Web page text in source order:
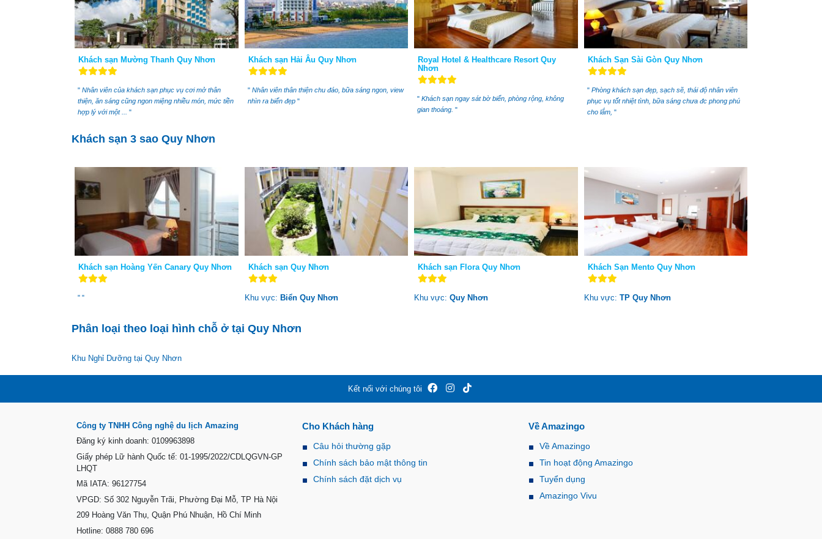
Khách sạn Mường Thanh Quy Nhơn
" Nhân viên của khách sạn phục vụ cơi mở thân
thiện, ăn sáng cũng ngon miệng nhiều món, mức tiền
hợp lý với một ... "
Khách sạn Hải Âu Quy Nhơn
"Nhân viên thân thiện chu đáo, bữa sáng ngon, view
nhìn ra biển đẹp "
Royal Hotel & Healthcare Resort Quy
Nhơn
" Khách sạn ngay sát bờ biển, phòng rộng, không
gian thoáng. "
Khách Sạn Sài Gòn Quy Nhơn
"Phòng khách sạn đẹp, sạch sẽ, thái độ nhân viên
phục vụ tốt nhiệt tình, bữa sáng chưa đc phong phú
cho lắm, "
Khách sạn 3 sao Quy Nhơn
Khách sạn Hoàng Yến Canary Quy Nhơn
" "
Khách sạn Quy Nhơn
Khu vực: Biển Quy Nhơn
Khách sạn Flora Quy Nhơn
Khu vực: Quy Nhơn
Khách Sạn Mento Quy Nhơn
Khu vực: TP Quy Nhơn
Phân loại theo loại hình chỗ ở tại Quy Nhơn
Khu Nghỉ Dưỡng tại Quy Nhơn
Kết nối với chúng tôi
Công ty TNHH Công nghệ du lịch Amazing
Đăng ký kinh doanh: 0109963898
Giấy phép Lữ hành Quốc tế: 01-1995/2022/CDLQGVN-GP
LHQT
Mã IATA: 96127754
VPGD: Số 302 Nguyễn Trãi, Phường Đại Mỗ, TP Hà Nội
209 Hoàng Văn Thụ, Quận Phú Nhuận, Hồ Chí Minh
Hotline: 0888 780 696
Cho Khách hàng
Câu hỏi thường gặp
Chính sách bảo mật thông tin
Chính sách đặt dịch vụ
Về Amazingo
Về Amazingo
Tin hoạt động Amazingo
Tuyển dụng
Amazingo Vivu